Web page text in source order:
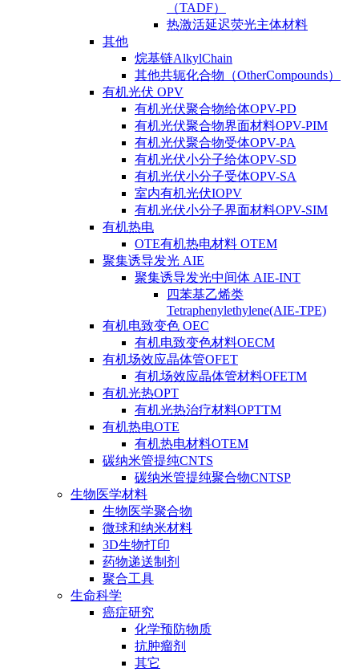
（TADF）
热激活延迟荧光主体材料
其他
烷基链AlkylChain
其他共轭化合物（OtherCompounds）
有机光伏 OPV
有机光伏聚合物给体OPV-PD
有机光伏聚合物界面材料OPV-PIM
有机光伏聚合物受体OPV-PA
有机光伏小分子给体OPV-SD
有机光伏小分子受体OPV-SA
室内有机光伏IOPV
有机光伏小分子界面材料OPV-SIM
有机热电
OTE有机热电材料 OTEM
聚集诱导发光 AIE
聚集诱导发光中间体 AIE-INT
四苯基乙烯类
Tetraphenylethylene(AIE-TPE)
有机电致变色 OEC
有机电致变色材料OECM
有机场效应晶体管OFET
有机场效应晶体管材料OFETM
有机光热OPT
有机光热治疗材料OPTTM
有机热电OTE
有机热电材料OTEM
碳纳米管提纯CNTS
碳纳米管提纯聚合物CNTSP
生物医学材料
生物医学聚合物
微球和纳米材料
3D生物打印
药物递送制剂
聚合工具
生命科学
癌症研究
化学预防物质
抗肿瘤剂
其它